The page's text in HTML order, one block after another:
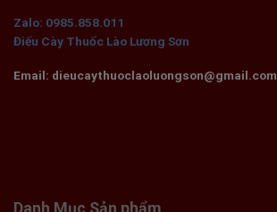
Zalo: 0985.858.011
Điếu Cày Thuốc Lào Lương Sơn
Email: dieucaythuoclaoluongson@gmail.com